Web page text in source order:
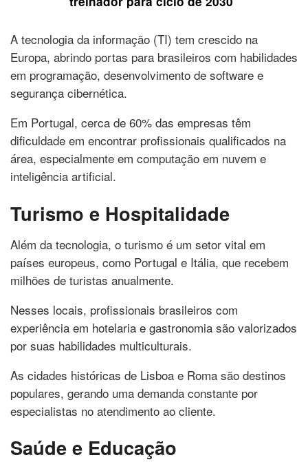
A tecnologia da informação (TI) tem crescido na
Europa, abrindo portas para brasileiros com habilidades
em programação, desenvolvimento de software e
segurança cibernética.
Em Portugal, cerca de 60% das empresas têm
dificuldade em encontrar profissionais qualificados na
área, especialmente em computação em nuvem e
inteligência artificial.
Turismo e Hospitalidade
Além da tecnologia, o turismo é um setor vital em
países europeus, como Portugal e Itália, que recebem
milhões de turistas anualmente.
Nesses locais, profissionais brasileiros com
experiência em hotelaria e gastronomia são valorizados
por suas habilidades multiculturais.
As cidades históricas de Lisboa e Roma são destinos
populares, gerando uma demanda constante por
especialistas no atendimento ao cliente.
Saúde e Educação